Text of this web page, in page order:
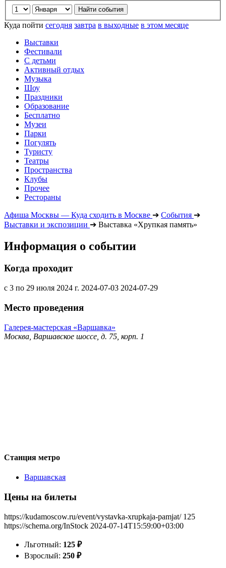
Куда пойти сегодня завтра в выходные в этом месяце
Выставки
Фестивали
С детьми
Активный отдых
Музыка
Шоу
Праздники
Образование
Бесплатно
Музеи
Парки
Погулять
Туристу
Театры
Пространства
Клубы
Прочее
Рестораны
Афиша Москвы — Куда сходить в Москве ➔ События ➔
Выставки и экспозиции ➔ Выставка «Хрупкая память»
Информация о событии
Когда проходит
с 3 по 29 июля 2024 г. 2024-07-03 2024-07-29
Место проведения
Галерея-мастерская «Варшавка»
Москва, Варшавское шоссе, д. 75, корп. 1
Станция метро
Варшавская
Цены на билеты
https://kudamoscow.ru/event/vystavka-xrupkaja-pamjat/ 125
https://schema.org/InStock 2024-07-14T15:59:00+03:00
Льготный: 125 ₽
Взрослый: 250 ₽